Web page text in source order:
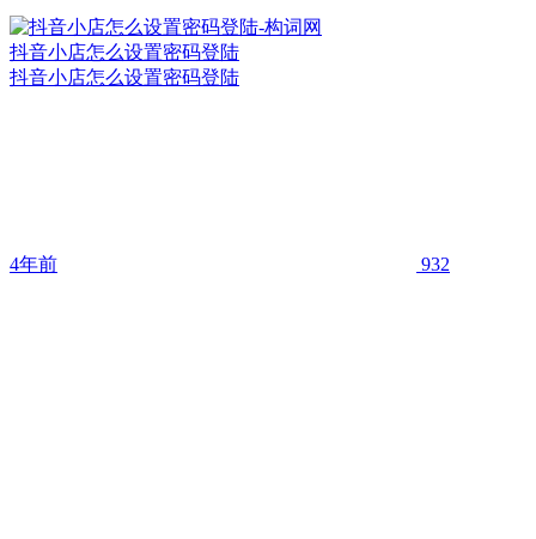
抖音小店怎么设置密码登陆
抖音小店怎么设置密码登陆
4年前 932